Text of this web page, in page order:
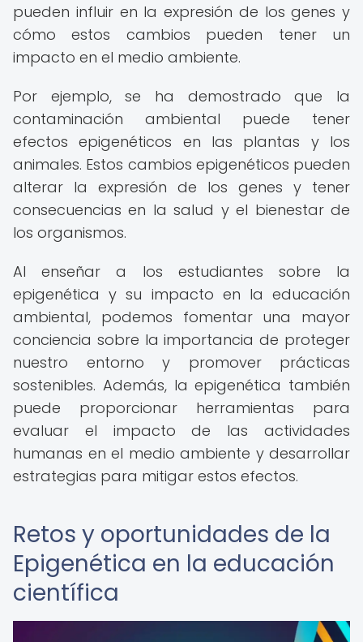
pueden influir en la expresión de los genes y
cómo estos cambios pueden tener un
impacto en el medio ambiente.
Por ejemplo, se ha demostrado que la
contaminación ambiental puede tener
efectos epigenéticos en las plantas y los
animales. Estos cambios epigenéticos pueden
alterar la expresión de los genes y tener
consecuencias en la salud y el bienestar de
los organismos.
Al enseñar a los estudiantes sobre la
epigenética y su impacto en la educación
ambiental, podemos fomentar una mayor
conciencia sobre la importancia de proteger
nuestro entorno y promover prácticas
sostenibles. Además, la epigenética también
puede proporcionar herramientas para
evaluar el impacto de las actividades
humanas en el medio ambiente y desarrollar
estrategias para mitigar estos efectos.
Retos y oportunidades de la
Epigenética en la educación
científica